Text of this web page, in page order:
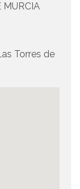
MURCIA
Torres de